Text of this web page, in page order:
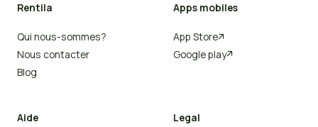
Rentila
Qui nous-sommes?
Nous contacter
Blog
Apps mobiles
App Store
Google play
Aide Legal